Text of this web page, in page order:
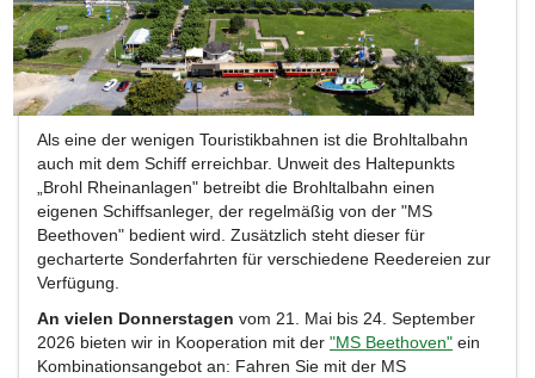
Als eine der wenigen Touristikbahnen ist die Brohltalbahn
auch mit dem Schiff erreichbar. Unweit des Haltepunkts
„Brohl Rheinanlagen" betreibt die Brohltalbahn einen
eigenen Schiffsanleger, der regelmäßig von der "MS
Beethoven" bedient wird. Zusätzlich steht dieser für
gecharterte Sonderfahrten für verschiedene Reedereien zur
Verfügung.
An vielen Donnerstagen vom 21. Mai bis 24. September
2026 bieten wir in Kooperation mit der "MS Beethoven" ein
Kombinationsangebot an: Fahren Sie mit der MS